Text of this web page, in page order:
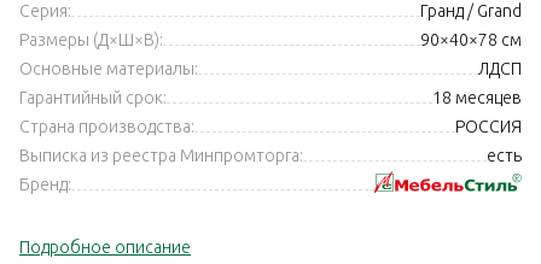
Серия:
Гранд / Grand
Размеры (Д×Ш×В):
90×40×78 см
Основные материалы:
ЛДСП
Гарантийный срок:
18 месяцев
Страна производства:
РОССИЯ
Выписка из реестра Минпромторга:
есть
Бренд:
Подробное описание